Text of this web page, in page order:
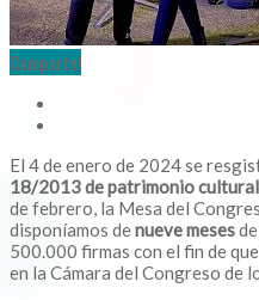
Comparte!
El 4 de enero de 2024 se
18/2013 de patrimonio
de febrero, la Mesa del
disponíamos denueve meses
500.000 firmas con el fin de
en la Cámara del Congreso de